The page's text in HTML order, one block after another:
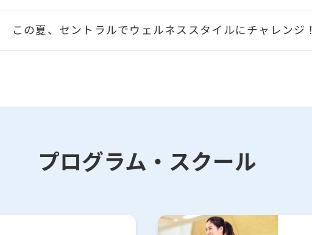
この夏、セントラルでウェルネススタイルにチャレンジ！
シニアからセントラルライフをはじめよう！
パーソナルトレーニングの魅力をご紹介
プログラム・スクール